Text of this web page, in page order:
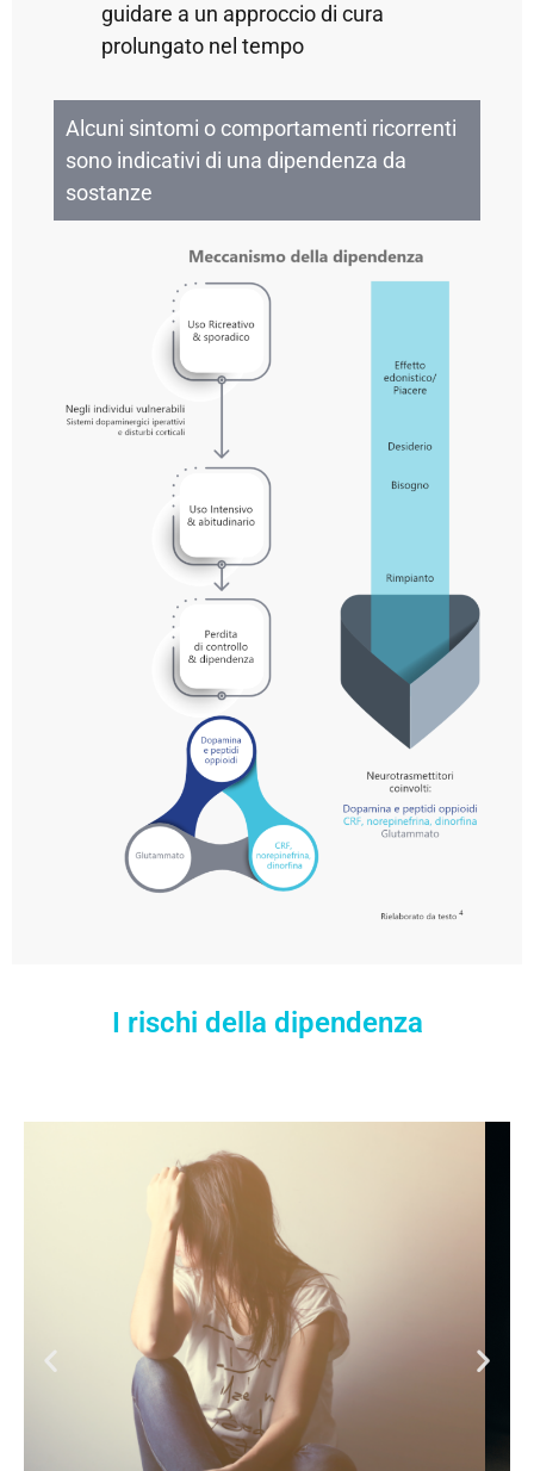
guidare a un approccio di cura
prolungato nel tempo
Alcuni sintomi o comportamenti ricorrenti
sono indicativi di una dipendenza da
sostanze
I rischi della dipendenza